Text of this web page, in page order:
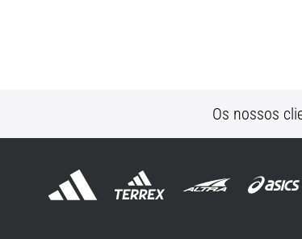
Os nossos